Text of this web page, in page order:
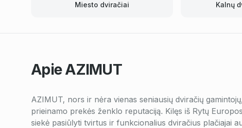
Miesto dviračiai Kalnų
ApieAZIMUT
AZIMUT, nors ir nėra vienas seniausių dviračių
prieinamo prekės ženklo reputaciją. Kilęs iš Rytų
siekė pasiūlyti tvirtus ir funkcionalius dviračius plačiajai